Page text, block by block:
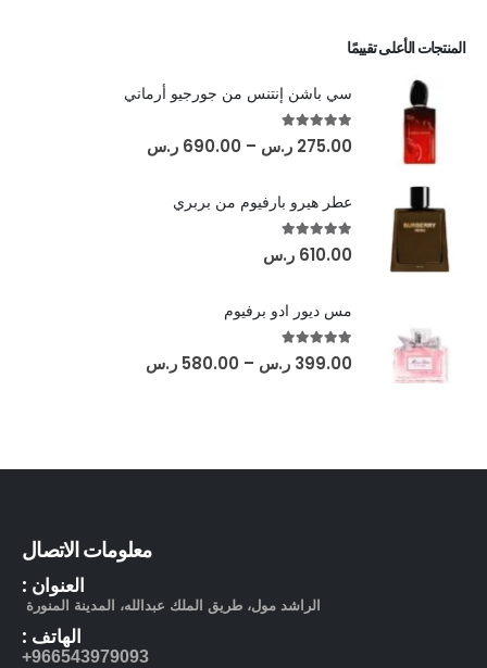
المنتجات الأعلى تقييمًا
سي باشن إنتنس من جورجيو أرماني
5.00
out of 5
275.00 ر.س –
690.00 ر.س
عطر هيرو بارفيوم من بربري
5.00
out of 5
610.00 ر.س
مس ديور ادو برفيوم
5.00
out of 5
399.00 ر.س –
580.00 ر.س
معلومات الاتصال
العنوان :
الراشد مول، طريق الملك عبدالله، المدينة المنورة
الهاتف :
966543979093+